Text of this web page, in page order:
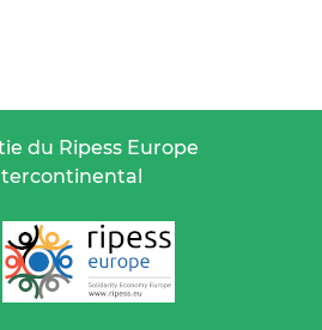
du Ripess Europe